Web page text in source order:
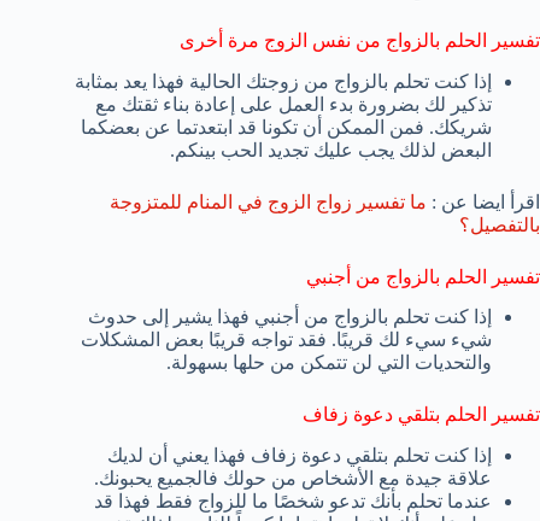
تفسير الحلم بالزواج من نفس الزوج مرة أخرى
إذا كنت تحلم بالزواج من زوجتك الحالية فهذا يعد بمثابة
تذكير لك بضرورة بدء العمل على إعادة بناء ثقتك مع
شريكك. فمن الممكن أن تكونا قد ابتعدتما عن بعضكما
البعض لذلك يجب عليك تجديد الحب بينكم.
اقرأ ايضا عن : ما تفسير زواج الزوج في المنام للمتزوجة
بالتفصيل؟
تفسير الحلم بالزواج من أجنبي
إذا كنت تحلم بالزواج من أجنبي فهذا يشير إلى حدوث
شيء سيء لك قريبًا. فقد تواجه قريبًا بعض المشكلات
والتحديات التي لن تتمكن من حلها بسهولة.
تفسير الحلم بتلقي دعوة زفاف
إذا كنت تحلم بتلقي دعوة زفاف فهذا يعني أن لديك
علاقة جيدة مع الأشخاص من حولك فالجميع يحبونك.
عندما تحلم بأنك تدعو شخصًا ما للزواج فقط فهذا قد